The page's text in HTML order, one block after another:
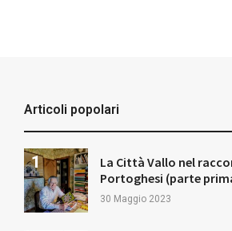
Articoli popolari
La Città Vallo nel
Portoghesi (parte
30 Maggio 2023